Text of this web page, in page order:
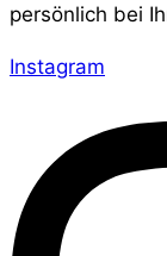
persönlich bei
Instagram